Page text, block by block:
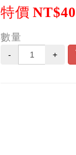
特價
數量
- +